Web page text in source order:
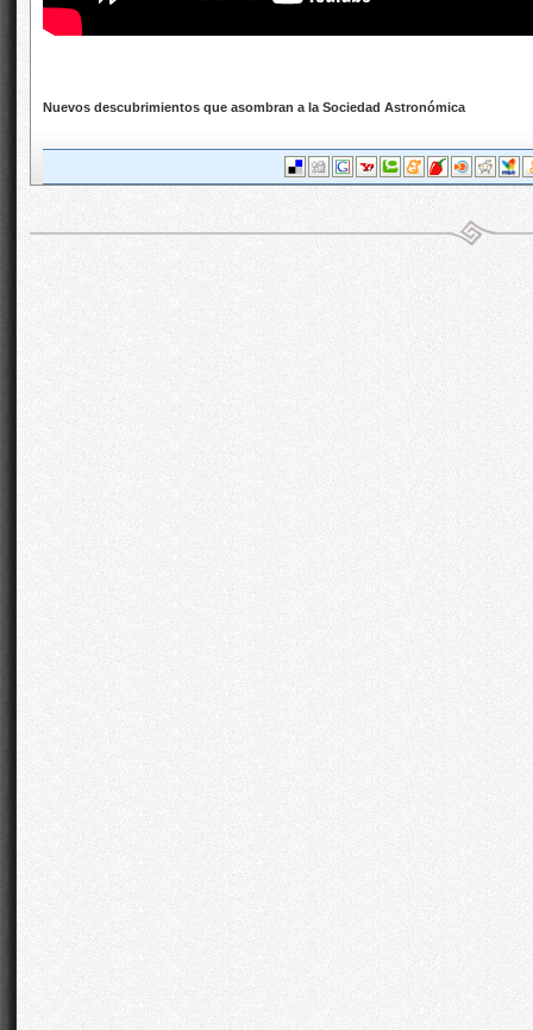
Nuevos descubrimientos que asombran a la Sociedad Astronómica